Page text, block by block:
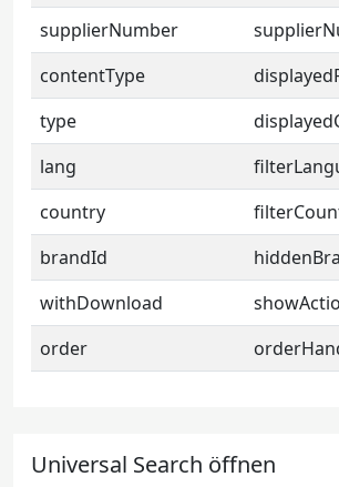
supplierNumber
contentType
type
lang
country
brandId
withDownload
order
Universal Search öffnen